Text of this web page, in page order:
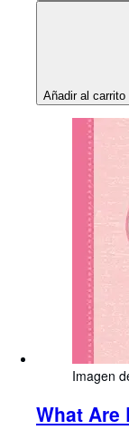
Añadir al carrito
Imagen
What Are